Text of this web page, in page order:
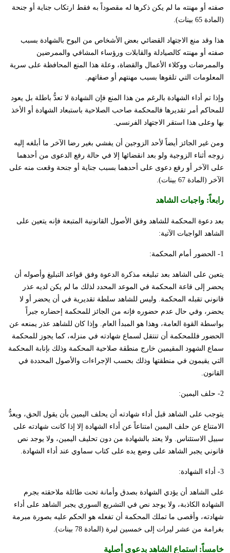
صفته أو مهنته ما لم يكن ذكرها له مقصوداً به فقط ارتكاب جناية أو جنحة
(المادة 65 بينات).
هذا وقد منع الاجتهاد القضائي بعض الأشخاص من البوح بالشهادة بسبب
صفته أو مهنته كالصيادلة والقابلات ورؤساء المشافي والممرضين
والممرضات ووكلاء الأعمال والقضاة، وعلة هذا المنع المحافظة على سرية
المعلومات التي تلقوها بسبب مهنتهم أو صفاتهم.
وإذا تم أداء الشهادة بالرغم من هذا المنع فإن الشهادة لا تعدُّ باطلة بل يعود
للمحاكم أمر تقديرها فالمحكمة صاحب الصلاحية باستبعاد الشهادة أو الأخذ
بها وعلى هذا استقر الاجتهاد الفرنسي.
ومن غير الجائز أيضاً لأحد الزوجين أن يفشي بغير رضا الآخر ما أبلغه إليه
زوجه أثناء الزوجية ولو بعد انقضائها إلا في حالة رفع الدعوى من أحدهما
على الآخر أو رفع دعوى على أحدهما بسبب جناية أو جنحة وقعت منه على
الآخر (المادة 67 بينات).
رابعاً: واجبات الشاهد
بعد دعوة المحكمة للشاهد وفق الأصول القانونية المتبعة فإنه يتعين على
الشاهد الواجبات الآتية:
1- الحضور أمام المحكمة:
يتعين على الشاهد بعد تبليغه مذكرة الدعوة وفق قواعد التبليغ وأصوله أن
يحضر إلى قاعة المحكمة في الموعد المحدد لذلك ما لم يكن لديه عذر
قانوني تقبله المحكمة. وليس للشاهد سلطة تقديرية في أن يحضر أو لا
يحضر، وفي حال عدم حضوره فإنه من الجائز للمحكمة إحضاره جبراً
بواسطة القوة العامة، وهذا هو المبدأ العام. وإذا كان للشاهد عذر يمنعه عن
الحضور فللمحكمة أن تنتقل لسماع شهادته في منزله، كما يجوز للمحكمة
سماع الشهود المقيمين خارج منطقة صلاحية المحكمة وذلك بإنابة المحكمة
التي يقيمون في منطقتها وذلك بحسب الإجراءات والأصول المحددة في
القانون.
2- حلف اليمين:
يتوجب على الشاهد قبل أداء شهادته أن يحلف اليمين بأن يقول الحق، ويعدُّ
الامتناع عن حلف اليمين امتناعاً عن أداء الشهادة إلا إذا كانت شهادته على
سبيل الاستئناس. ولا يعتد بالشهادة من دون تحليف اليمين، ولا يوجد نص
قانوني يجبر الشاهد على وضع يده على كتاب سماوي عند أداء الشهادة.
3- أداء الشهادة:
على الشاهد أن يؤدي الشهادة بصدق وأمانة تحت طائلة ملاحقته بجرم
الشهادة الكاذبة، ولا يوجد نص في التشريع السوري يجبر الشاهد على أداء
شهادته، وأقصى ما تملك المحكمة أن تفعله هو الحكم عليه بصورة مبرمة
بغرامة من عشر ليرات إلى خمسين ليرة (المادة 78 بينات).
خامساً: استماع الشاهد بدعوى أصلية